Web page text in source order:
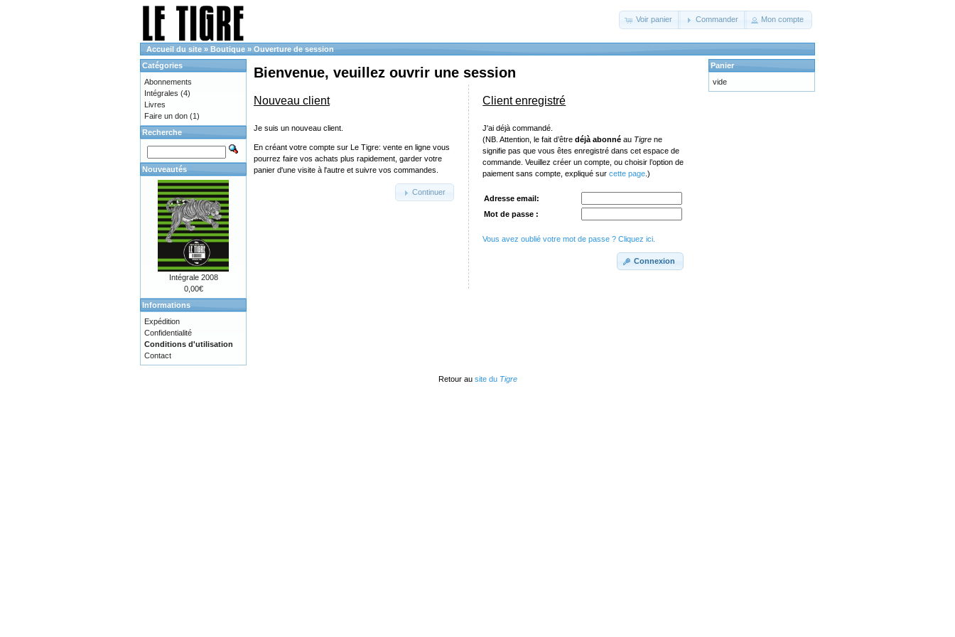
Voir panier Commander Mon compte
Accueil du site » Boutique » Ouverture de session
Bienvenue, veuillez ouvrir une session
Nouveau client
Je suis un nouveau client.
En créant votre compte sur Le Tigre: vente en ligne vous
pourrez faire vos achats plus rapidement, garder votre
panier d'une visite à l'autre et suivre vos commandes.
Continuer
Client enregistré
J'ai déjà commandé.
(NB. Attention, le fait d’êtredéjà abonné au Tigre ne
signifie pas que vous êtes enregistré dans cet espace de
commande. Veuillez créer un compte, ou choisir l’option de
paiement sans compte, expliqué surcette page .)
Adresse email:
Mot de passe :
Vous avez oublié votre mot de passe ? Cliquez ici.
Connexion
Catégories
Abonnements
Intégrales (4)
Livres
Faire un don (1)
Recherche
Nouveautés
Intégrale 2008
0,00€
Informations
Expédition
Confidentialité
Conditions d'utilisation
Contact
Panier
vide
Retour au site du Tigre